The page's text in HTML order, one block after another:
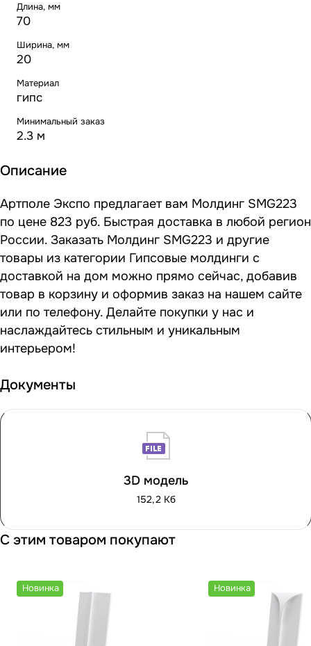
Длина, мм
70
Ширина, мм
20
Материал
гипс
Минимальный заказ
2.3 м
Описание
Артполе Экспо предлагает вам Молдинг SMG223
по цене 823 руб. Быстрая доставка в любой регион
России. Заказать Молдинг SMG223 и другие
товары из категории Гипсовые молдинги с
доставкой на дом можно прямо сейчас, добавив
товар в корзину и оформив заказ на нашем сайте
или по телефону. Делайте покупки у нас и
наслаждайтесь стильным и уникальным
интерьером!
Документы
3D модель
152,2 Кб
С этим товаром покупают
Новинка Новинка